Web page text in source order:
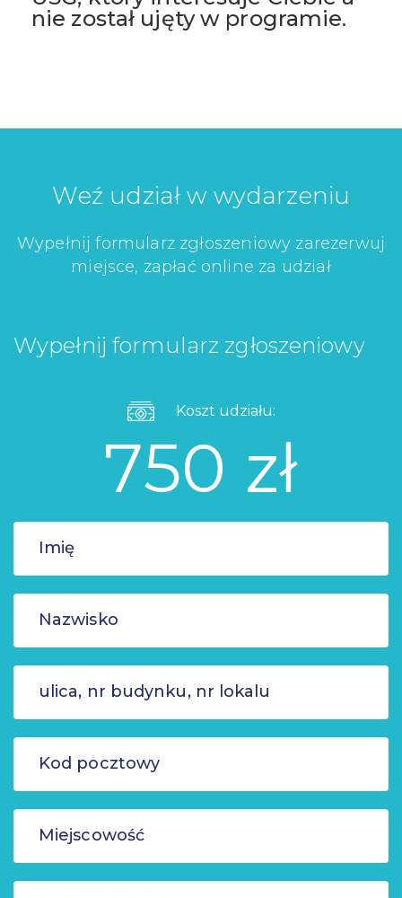
nie został ujęty w programie.
Weź udział w wydarzeniu
Wypełnij formularz zgłoszeniowy zarezerwuj
miejsce, zapłać online za udział
Wypełnij formularz zgłoszeniowy
Koszt udziału:
750 zł